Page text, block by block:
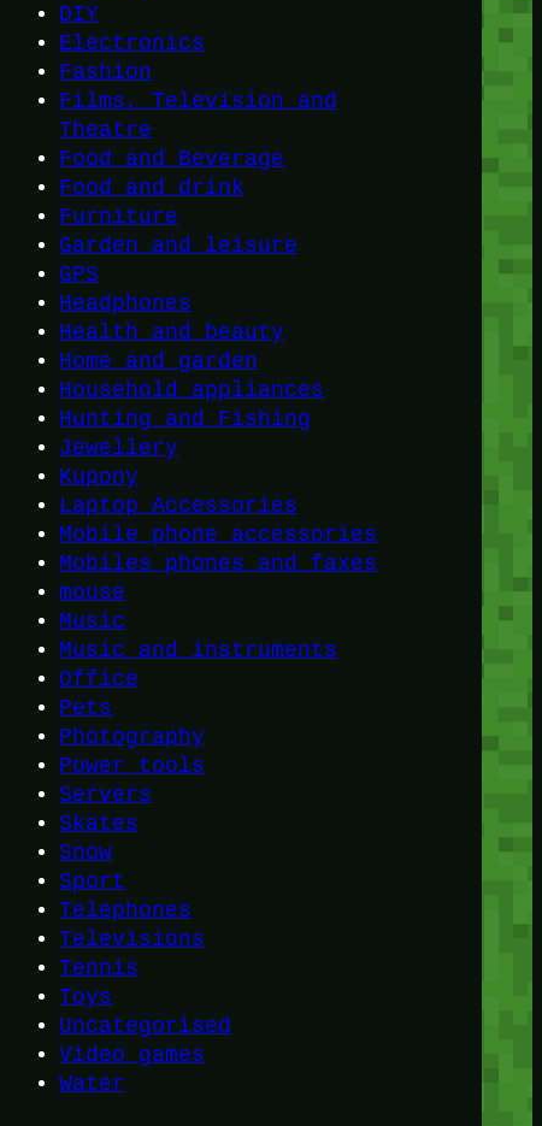
DIY
Electronics
Fashion
Films, Television and
Theatre
Food and Beverage
Food and drink
Furniture
Garden and leisure
GPS
Headphones
Health and beauty
Home and garden
Household appliances
Hunting and Fishing
Jewellery
Kupony
Laptop Accessories
Mobile phone accessories
Mobiles phones and faxes
mouse
Music
Music and instruments
Office
Pets
Photography
Power tools
Servers
Skates
Snow
Sport
Telephones
Televisions
Tennis
Toys
Uncategorised
Video games
Water